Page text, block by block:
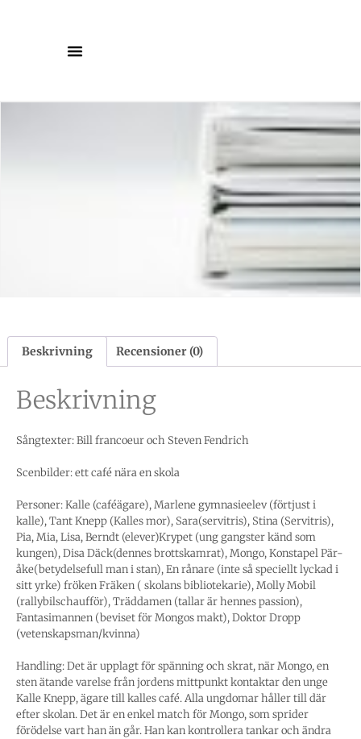
Beskrivning Recensioner (0)
Beskrivning
Sångtexter: Bill francoeur och Steven Fendrich
Scenbilder: ett café nära en skola
Personer: Kalle (caféägare), Marlene gymnasieelev (förtjust i
kalle), Tant Knepp (Kalles mor), Sara(servitris), Stina (Servitris),
Pia, Mia, Lisa, Berndt (elever)Krypet (ung gangster känd som
kungen), Disa Däck(dennes brottskamrat), Mongo, Konstapel Pär-
åke(betydelsefull man i stan), En rånare (inte så speciellt lyckad i
sitt yrke) fröken Fräken ( skolans bibliotekarie), Molly Mobil
(rallybilschaufför), Träddamen (tallar är hennes passion),
Fantasimannen (beviset för Mongos makt), Doktor Dropp
(vetenskapsman/kvinna)
Handling: Det är upplagt för spänning och skrat, när Mongo, en
sten ätande varelse från jordens mittpunkt kontaktar den unge
Kalle Knepp, ägare till kalles café. Alla ungdomar håller till där
efter skolan. Det är en enkel match för Mongo, som sprider
förödelse vart han än går. Han kan kontrollera tankar och ändra